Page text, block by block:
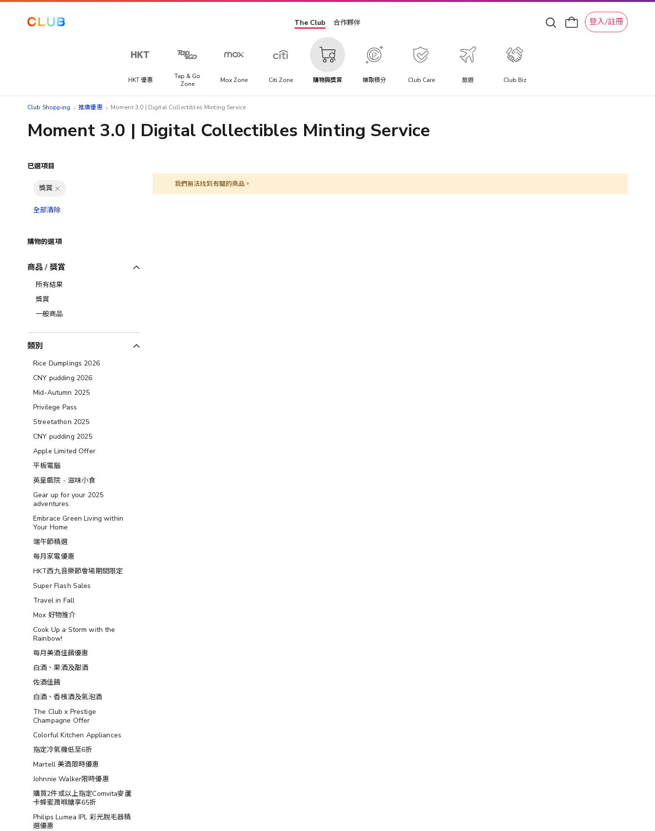
The Club 合作夥伴 登入/註冊
HKT 優惠
Tap & Go
Zone
Mox Zone Citi Zone 購物與獎賞 賺取積分 Club Care 旅遊 Club Biz
Club Shopping 推廣優惠 Moment 3.0 | Digital Collectibles Minting Service
Moment 3.0 | Digital Collectibles Minting Service
我們無法找到有關的商品。
已選項目
獎賞
全部清除
購物的選項
商品 / 獎賞
所有結果
獎賞
一般商品
類別
Rice Dumplings 2026
CNY pudding 2026
Mid-Autumn 2025
Privilege Pass
Streetathon 2025
CNY pudding 2025
Apple Limited Offer
平板電腦
英皇戲院 - 滋味小食
Gear up for your 2025
adventures
Embrace Green Living within
Your Home
端午節精選
每月家電優惠
HKT西九音樂節會場期間限定
Super Flash Sales
Travel in Fall
Mox 好物推介
Cook Up a Storm with the
Rainbow!
每月美酒佳餚優惠
白酒、果酒及甜酒
佐酒佳餚
白酒、香檳酒及氣泡酒
The Club x Prestige
Champagne Offer
Colorful Kitchen Appliances
指定冷氣機低至6折
Martell 美酒限時優惠
Johnnie Walker限時優惠
購買2件或以上指定Comvita麥蘆
卡蜂蜜潤喉糖享65折
Philips Lumea IPL 彩光脫毛器精
選優惠